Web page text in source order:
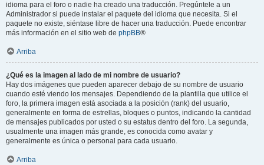
idioma para el foro o nadie ha creado una traducción. Pregúntele a un
Administrador si puede instalar el paquete del idioma que necesita. Si el
paquete no existe, siéntase libre de hacer una traducción. Puede encontrar
más información en el sitio web de phpBB®
Arriba
¿Qué es la imagen al lado de mi nombre de usuario?
Hay dos imágenes que pueden aparecer debajo de su nombre de usuario
cuando esté viendo los mensajes. Dependiendo de la plantilla que utilice el
foro, la primera imagen está asociada a la posición (rank) del usuario,
generalmente en forma de estrellas, bloques o puntos, indicando la cantidad
de mensajes publicados por usted o su estatus dentro del foro. La segunda,
usualmente una imagen más grande, es conocida como avatar y
generalmente es única o personal para cada usuario.
Arriba